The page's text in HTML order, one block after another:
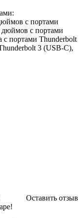
с портами
с портами
портами Thunderbolt
3 (USB-C),
Оставить отзыв